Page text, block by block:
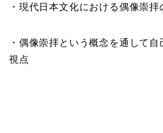
・現代日本文化における偶像崇拝
・偶像崇拝という概念を通して
視点